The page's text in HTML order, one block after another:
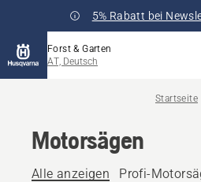
5% Rabatt bei
Forst & Garten
AT, Deutsch
Startseite
Motorsägen
Alle anzeigen Profi-